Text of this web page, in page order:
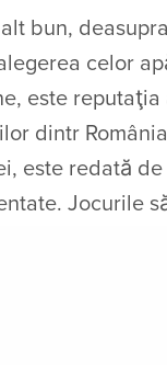
bun,
celor
este reputaţia
dintr
este redată
Jocurile